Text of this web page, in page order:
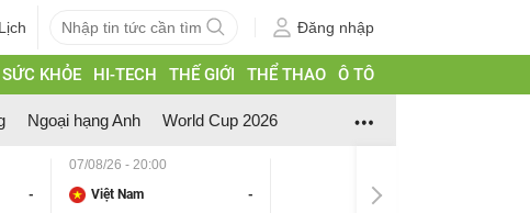
Lịch Đăng nhập
SỨC KHỎE HI-TECH THẾ GIỚI THỂ THAO Ô TÔ
Ngoại hạng Anh World Cup 2026
-
07/08/26 - 20:00
Việt Nam
-